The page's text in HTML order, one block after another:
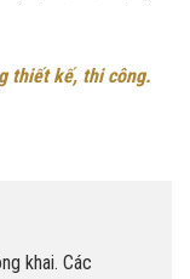
thiết kế, thi công.
khai. Các